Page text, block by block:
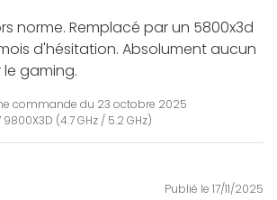
norme. Remplacé par un 5800x3d
d'hésitation. Absolument aucun
gaming.
commande du 23 octobre 2025
(4.7 GHz / 5.2 GHz)
Publié le 17/11/2025